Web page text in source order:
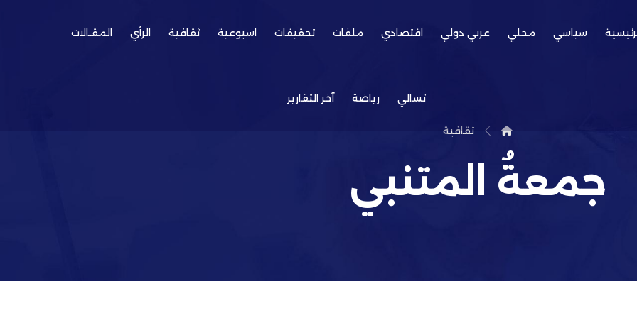
سياسي محلي عربي دولي اقتصادي ملفات تحقيقات اسبوعية ثقافية الرأي المقـالات
تسالي رياضة آخر التقارير
ثقافية
جمعةُ المتنبي